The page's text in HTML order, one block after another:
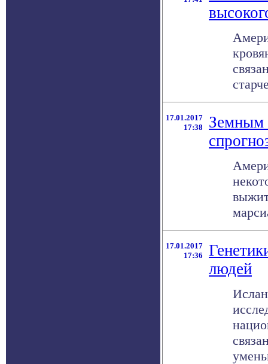
17.01.2017
17:38
Земным
17.01.2017
17:36
людей